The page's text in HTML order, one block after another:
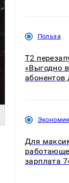
Польза
Т2
«Выгодно
абонентов
Для
зарплата